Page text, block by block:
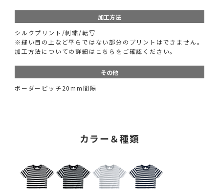
加工方法
シルクプリント/刺繍/転写
※縫い目の上など平らではない部分のプリントはできません。
加工方法についての詳細はこちらをご確認ください。
その他
ボーダーピッチ20mm間隔
カラー＆種類